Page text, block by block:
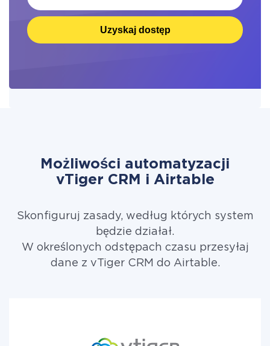
Uzyskaj dostęp
Możliwości automatyzacji
vTiger CRM i Airtable
Skonfiguruj zasady, według których system
będzie działał.
W określonych odstępach czasu przesyłaj
dane z vTiger CRM do Airtable.